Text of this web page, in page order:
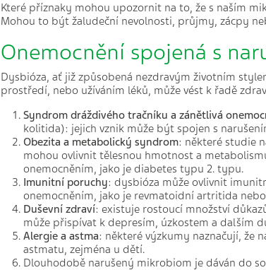
Které příznaky mohou upozornit na to, že s naším
Mohou to být žaludeční nevolnosti, průjmy, zácpy
Onemocnění spojená s
Dysbióza, ať již způsobená nezdravým životním
prostředí, nebo užíváním léků, může vést k řadě
Syndrom dráždivého tračníku a zánětlivá
kolitida): jejich vznik může být spojen s
Obezita a metabolický syndrom: některé studie
mohou ovlivnit tělesnou hmotnost a
onemocněním, jako je diabetes typu 2. typu.
Imunitní poruchy: dysbióza může ovlivnit
onemocněním, jako je revmatoidní artritida
Duševní zdraví: existuje rostoucí množství
může přispívat k depresím, úzkostem a dalším
Alergie a astma: některé výzkumy naznačují, že
astmatu, zejména u dětí.
Dlouhodobě narušený mikrobiom je dáván do